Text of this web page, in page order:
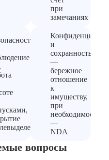
при
замечаниях
и
сохранность
—
бережное
отношение
к
имуществу,
при
необходимости
—
NDA
вопросы